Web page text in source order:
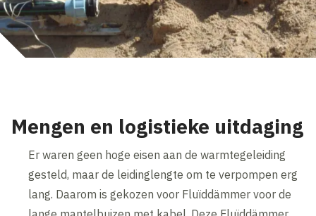
Mengen en logistieke uitdaging
Er waren geen hoge eisen aan de warmtegeleiding
gesteld, maar de leidinglengte om te verpompen erg
lang. Daarom is gekozen voor Fluïddämmer voor de